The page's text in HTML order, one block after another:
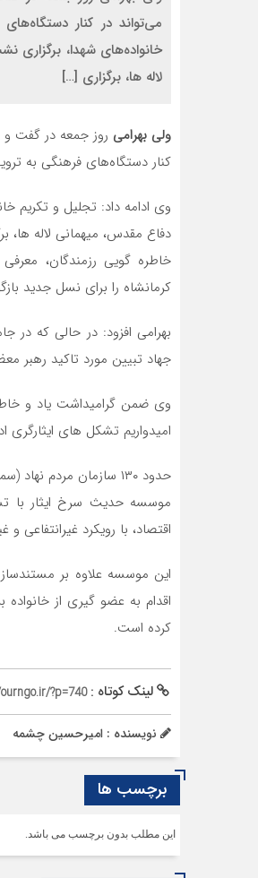
می‌تواند در کنار
خانواده‌های شهدا،
لاله ها، برگزاری […]
ولی بهرامی روز جمعه در گفت و
کنار دستگاه‌های فرهنگی به
وی ادامه داد: تجلیل و تکریم
دفاع مقدس، میهمانی لاله
خاطره گویی رزمندگان،
کرمانشاه را برای نسل جدید
بهرامی افزود: در حالی که
جهاد تبیین مورد تاکید رهبر
امیدواریم تشکل های ایثارگری
حدود ۱۳۰ سازمان مردم نهاد (سمن) ایثارگری با فعالیت اجتماعی در حوزه جامعه شاهد و ایثارگر در کشور فعالیت می کنند.
موسسه حدیث سرخ ایثار با
اقتصاد، با رویکرد
اقدام به عضو گیری از خانواده
کرده است.
لینک کوتاه :?p=740
نویسنده : امیرحسین چشمه
برچسب ها
این مطلب بدون برچسب می باشد.